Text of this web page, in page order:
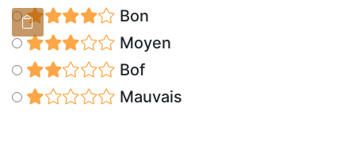
Bon
Moyen
Bof
Mauvais